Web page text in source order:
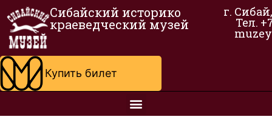
Сибайский историко
краеведческий музей
г.
Тел.
Купить билет